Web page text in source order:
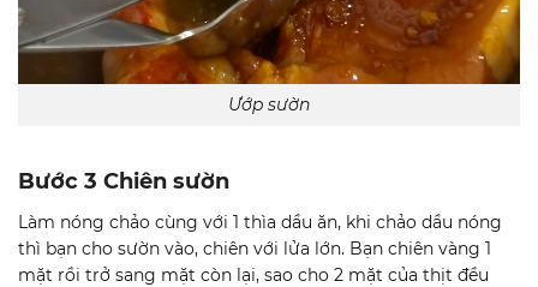
Ướp sườn
Bước 3 Chiên sườn
Làm nóng chảo cùng với 1 thìa dầu ăn, khi chảo dầu nóng
thì bạn cho sườn vào, chiên với lửa lớn. Bạn chiên vàng 1
mặt rồi trở sang mặt còn lại, sao cho 2 mặt của thịt đều